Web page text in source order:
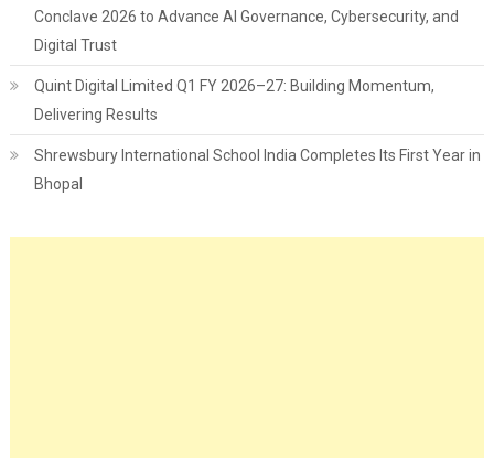
Conclave 2026 to Advance AI Governance, Cybersecurity, and
Digital Trust
Quint Digital Limited Q1 FY 2026–27: Building Momentum,
Delivering Results
Shrewsbury International School India Completes Its First Year in
Bhopal